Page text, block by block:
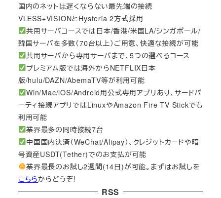
国内のネットは遅くならない最先端の接続
VLESS+VISIONとHysteria 2方式採用
共用サーバコースでは日本/香港/米国LA/シンガポール/
韓国サーバを多数（70台以上）ご用意、快適な接続が可能
共用サーバから専用サーバまで、5つの選べるコース
プレミアム版では海外からNETFLIX日本
版/hulu/DAZN/AbemaTV等が利用可能
Win/Mac/iOS/Android用公式専用アプリあり、サードパ
ーティ接続アプリではLinuxやAmazon Fire TV Stickでも
利用可能
業界最多の同時接続7台
中国国内決済（WeChat/Alipay）、クレジットカードや暗
号資産USDT(Tether)でのお支払が可能
業界最長のお試し2週間(14日)が可能。まずはお試しを
こちらからどうぞ!
RSS